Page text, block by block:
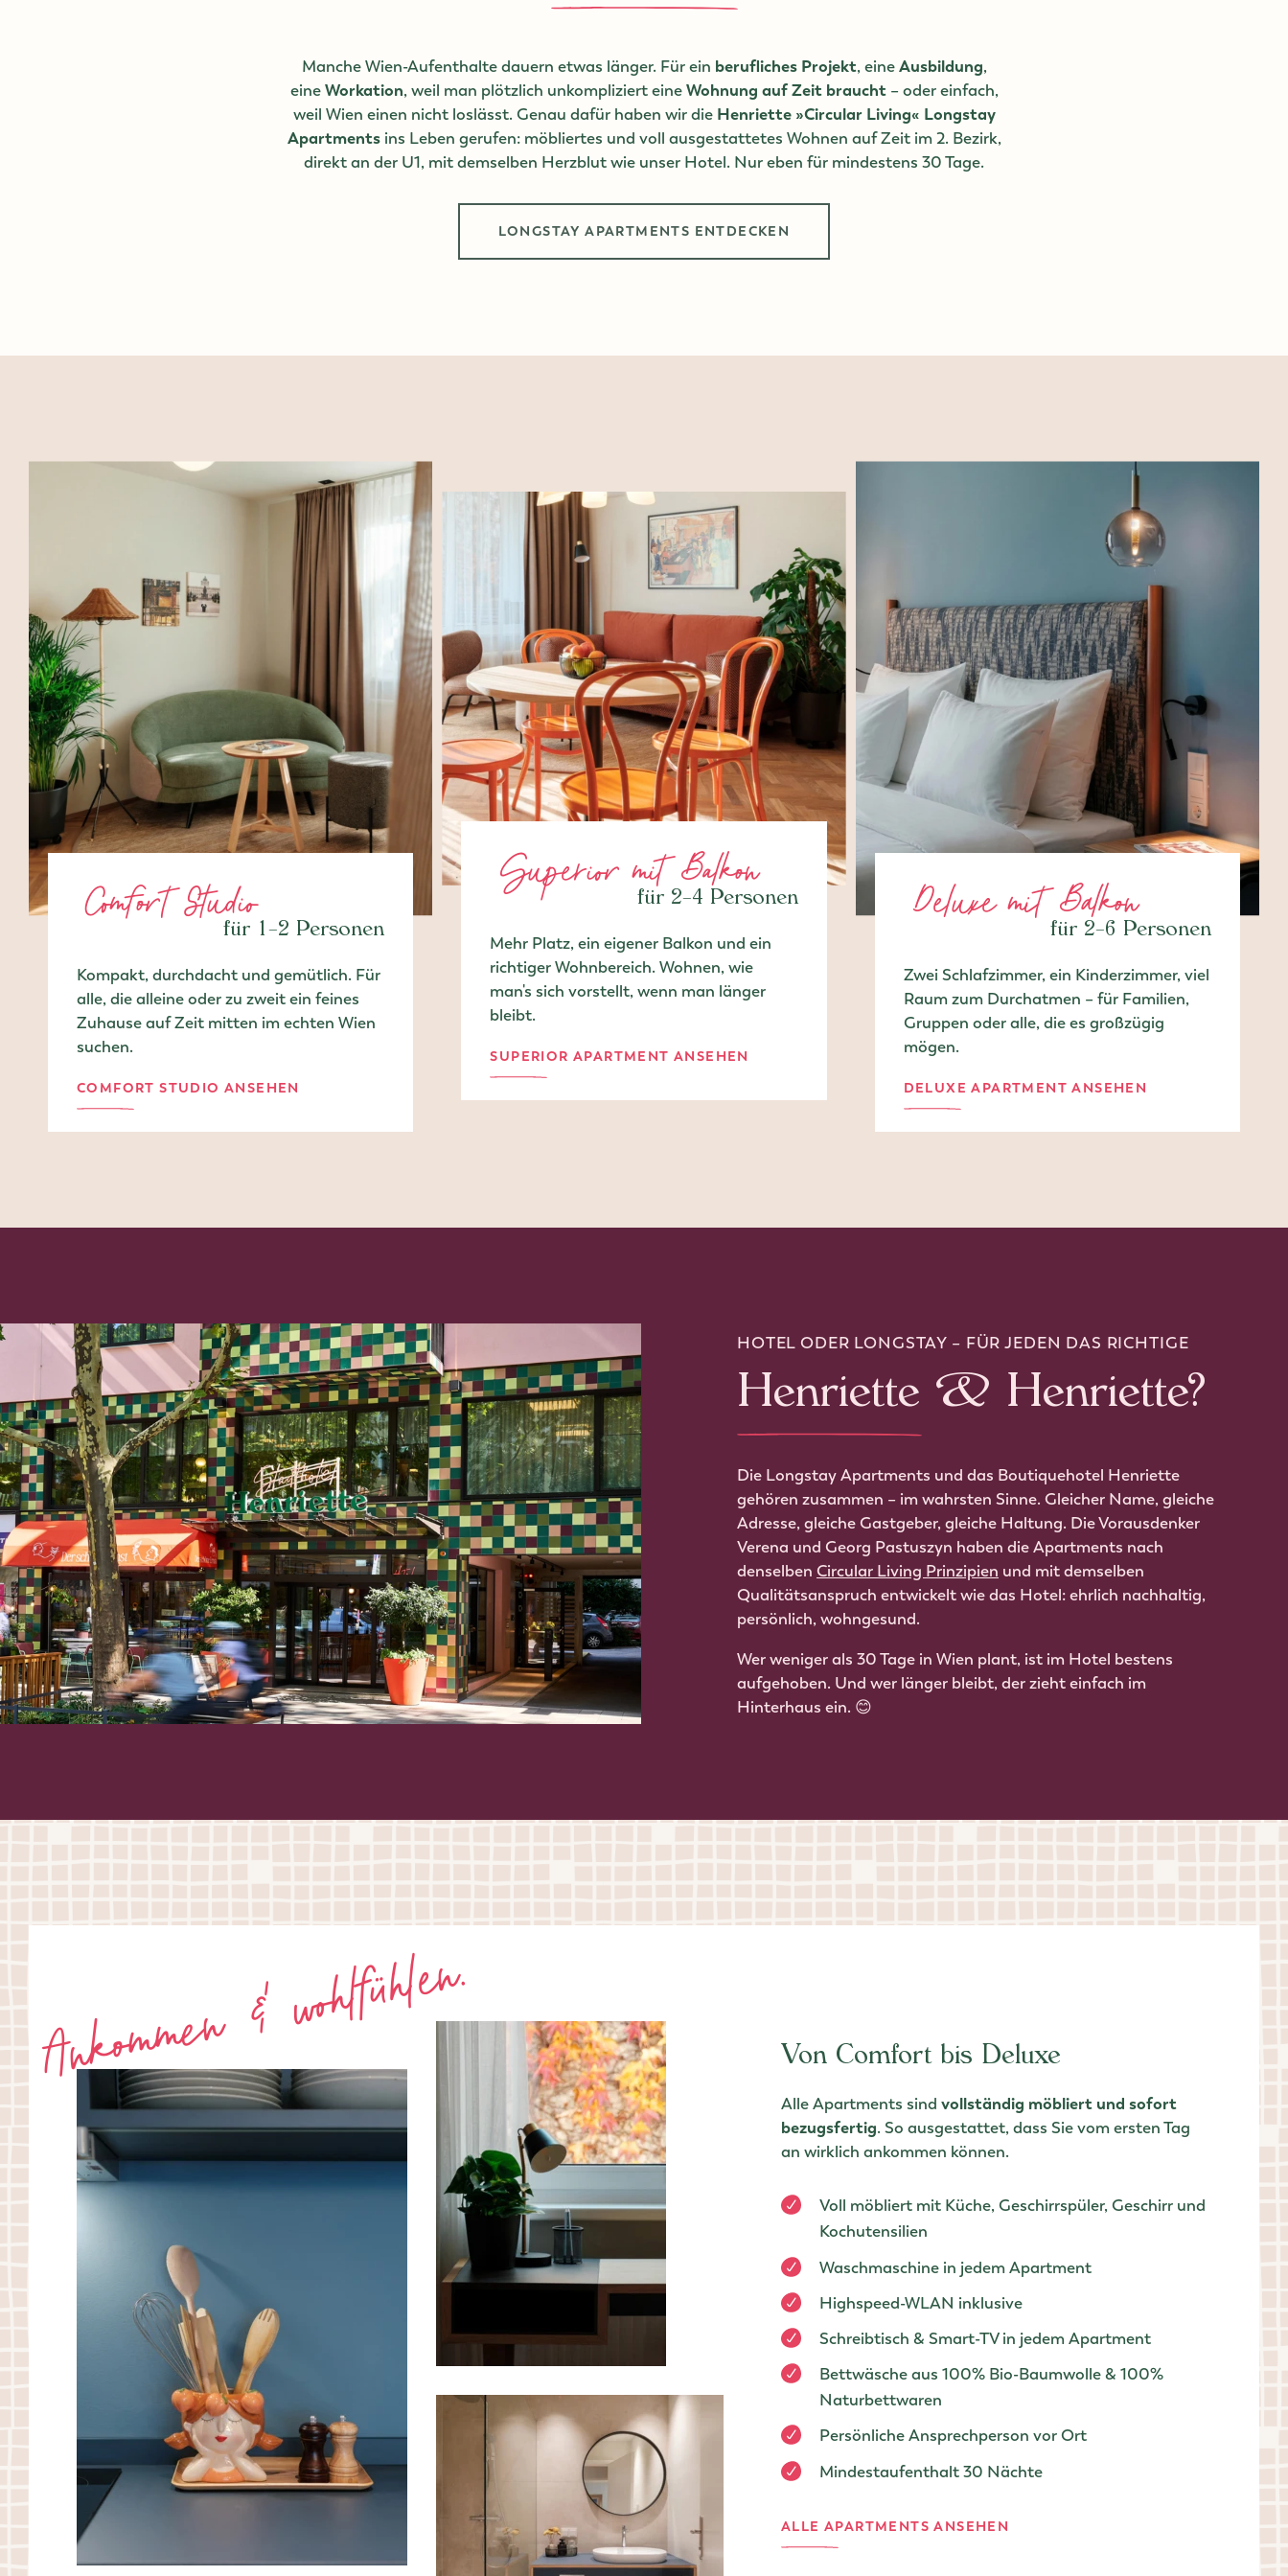
Manche Wien-Aufenthalte dauern etwas länger. Für ein berufliches Projekt, eineAusbildung,
eineWorkation, weil man plötzlich unkompliziert eineWohnung auf Zeit braucht – oder einfach,
weil Wien einen nicht loslässt. Genau dafür haben wir die Henriette »Circular Living« Longstay
Apartmentsins Leben gerufen: möbliertes und voll ausgestattetes Wohnen auf Zeit im 2. Bezirk,
direkt an der U1, mit demselben Herzblut wie unser Hotel. Nur eben für mindestens 30 Tage.
LONGSTAY APARTMENTS ENTDECKEN
Comfort Studiofür 1–2 Personen
Kompakt, durchdacht und gemütlich. Für
alle, die alleine oder zu zweit ein feines
Zuhause auf Zeit mitten im echten Wien
suchen.
COMFORT STUDIO ANSEHEN
Superior mit Balkon
für 2–4 Personen
Mehr Platz, ein eigener Balkon und ein
richtiger Wohnbereich. Wohnen, wie
man's sich vorstellt, wenn man länger
bleibt.
SUPERIOR APARTMENT ANSEHEN
Deluxe mit Balkon
für 2–6 Personen
Zwei Schlafzimmer, ein Kinderzimmer, viel
Raum zum Durchatmen – für Familien,
Gruppen oder alle, die es großzügig
mögen.
DELUXE APARTMENT ANSEHEN
HOTEL ODER LONGSTAY – FÜR JEDEN DAS RICHTIGE
Henriette & Henriette?
Die Longstay Apartments und das Boutiquehotel Henriette
gehören zusammen – im wahrsten Sinne. Gleicher Name, gleiche
Adresse, gleiche Gastgeber, gleiche Haltung. Die Vorausdenker
Verena und Georg Pastuszyn haben die Apartments nach
denselben Circular Living Prinzipien und mit demselben
Qualitätsanspruch entwickelt wie das Hotel: ehrlich nachhaltig,
persönlich, wohngesund.
Wer weniger als 30 Tage in Wien plant, ist im Hotel bestens
aufgehoben. Und wer länger bleibt, der zieht einfach im
Hinterhaus ein. 😊
Von Comfort bis Deluxe
Alle Apartments sind vollständig möbliert und sofort
bezugsfertig. So ausgestattet, dass Sie vom ersten Tag
an wirklich ankommen können.
Voll möbliert mit Küche, Geschirrspüler, Geschirr und
Kochutensilien
Waschmaschine in jedem Apartment
Highspeed-WLAN inklusive
Schreibtisch & Smart-TV in jedem Apartment
Bettwäsche aus 100% Bio-Baumwolle & 100%
Naturbettwaren
Persönliche Ansprechperson vor Ort
Mindestaufenthalt 30 Nächte
ALLE APARTMENTS ANSEHEN
Ankommen & wohlfühlen.